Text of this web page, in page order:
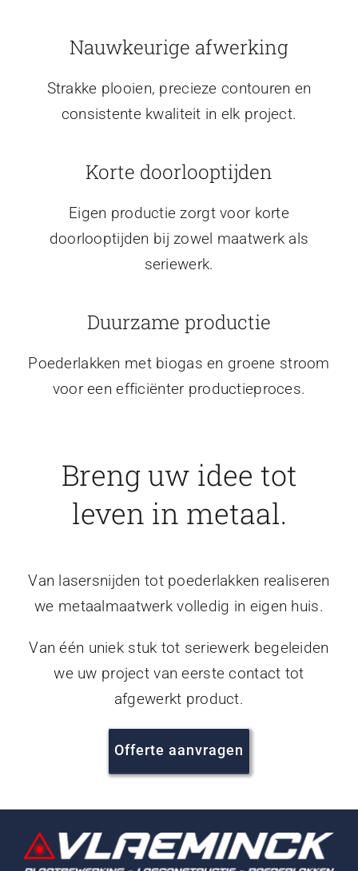
Nauwkeurige afwerking
Strakke plooien, precieze contouren en
consistente kwaliteit in elk project.
Korte doorlooptijden
Eigen productie zorgt voor korte
doorlooptijden bij zowel maatwerk als
seriewerk.
Duurzame productie
Poederlakken met biogas en groene stroom
voor een efficiënter productieproces.
Breng uw idee tot
leven in metaal.
Van lasersnijden tot poederlakken realiseren
we metaalmaatwerk volledig in eigen huis.
Van één uniek stuk tot seriewerk begeleiden
we uw project van eerste contact tot
afgewerkt product.
Offerte aanvragen